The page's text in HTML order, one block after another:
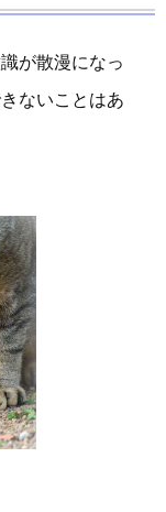
が散漫になっ
ないことはあ